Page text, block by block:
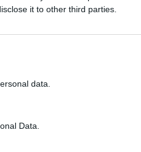
it to other third parties.
data.
Data.
ευρώ δημοτικού
Δήμο, ακολούθησαν
η «μοναδική λύση» που
και πανηγυρικές
αντιδήμαρχοι καθαριότητας
από τις φωτογραφίες των
συνέπειες.